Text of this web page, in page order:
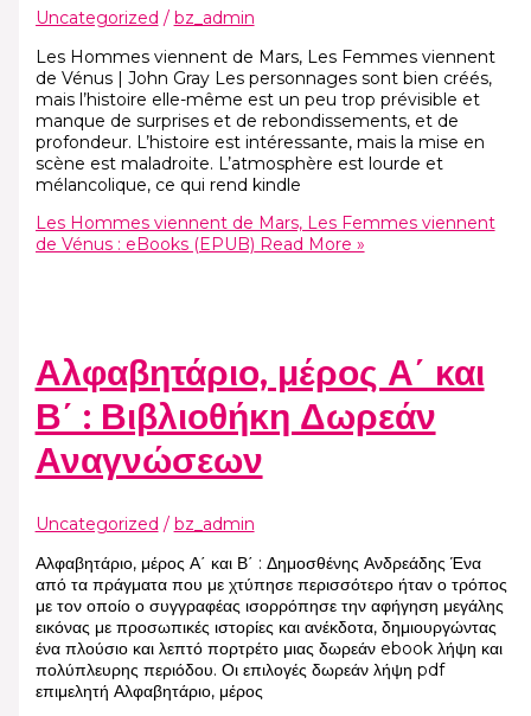
Uncategorized / bz_admin
Les Hommes viennent de Mars, Les Femmes viennent
de Vénus | John Gray Les personnages sont bien créés,
mais l’histoire elle-même est un peu trop prévisible et
manque de surprises et de rebondissements, et de
profondeur. L’histoire est intéressante, mais la mise en
scène est maladroite. L’atmosphère est lourde et
mélancolique, ce qui rend kindle
Les Hommes viennent de Mars, Les Femmes viennent
de Vénus : eBooks (EPUB) Read More »
Αλφαβητάριο, μέρος Α΄ και
Β΄ : Βιβλιοθήκη Δωρεάν
Αναγνώσεων
Uncategorized / bz_admin
Αλφαβητάριο, μέρος Α΄ και Β΄ : Δημοσθένης Ανδρεάδης Ένα
από τα πράγματα που με χτύπησε περισσότερο ήταν ο τρόπος
με τον οποίο ο συγγραφέας ισορρόπησε την αφήγηση μεγάλης
εικόνας με προσωπικές ιστορίες και ανέκδοτα, δημιουργώντας
ένα πλούσιο και λεπτό πορτρέτο μιας δωρεάν ebook λήψη και
πολύπλευρης περιόδου. Οι επιλογές δωρεάν λήψη pdf
επιμελητή Αλφαβητάριο, μέρος